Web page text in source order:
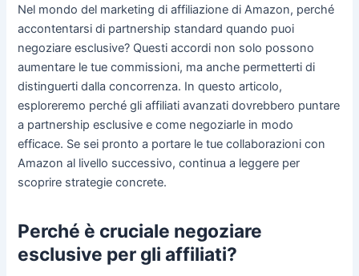
Nel mondo del marketing di affiliazione di Amazon, perché
accontentarsi di partnership standard quando puoi
negoziare esclusive? Questi accordi non solo possono
aumentare le tue commissioni, ma anche permetterti di
distinguerti dalla concorrenza. In questo articolo,
esploreremo perché gli affiliati avanzati dovrebbero puntare
a partnership esclusive e come negoziarle in modo
efficace. Se sei pronto a portare le tue collaborazioni con
Amazon al livello successivo, continua a leggere per
scoprire strategie concrete.
Perché è cruciale negoziare
esclusive per gli affiliati?